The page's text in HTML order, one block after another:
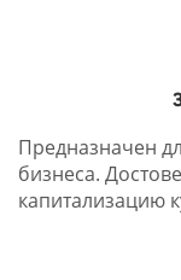
Предназначен
бизнеса.
капитализацию